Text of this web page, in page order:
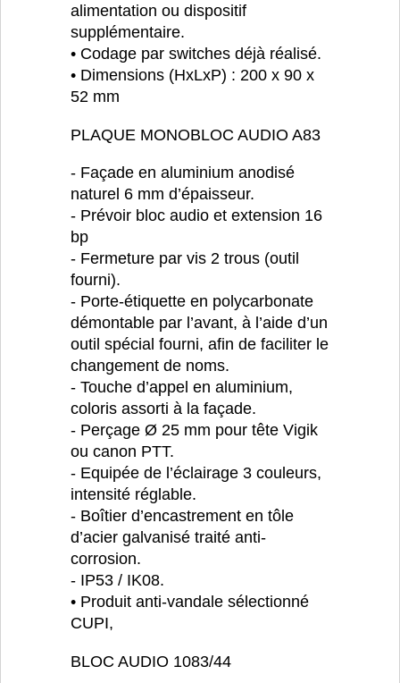
alimentation ou dispositif
supplémentaire.
• Codage par switches déjà réalisé.
• Dimensions (HxLxP) : 200 x 90 x
52 mm
PLAQUE MONOBLOC AUDIO A83
- Façade en aluminium anodisé
naturel 6 mm d’épaisseur.
- Prévoir bloc audio et extension 16
bp
- Fermeture par vis 2 trous (outil
fourni).
- Porte-étiquette en polycarbonate
démontable par l’avant, à l’aide d’un
outil spécial fourni, afin de faciliter le
changement de noms.
- Touche d’appel en aluminium,
coloris assorti à la façade.
- Perçage Ø 25 mm pour tête Vigik
ou canon PTT.
- Equipée de l’éclairage 3 couleurs,
intensité réglable.
- Boîtier d’encastrement en tôle
d’acier galvanisé traité anti-
corrosion.
- IP53 / IK08.
• Produit anti-vandale sélectionné
CUPI,
BLOC AUDIO 1083/44